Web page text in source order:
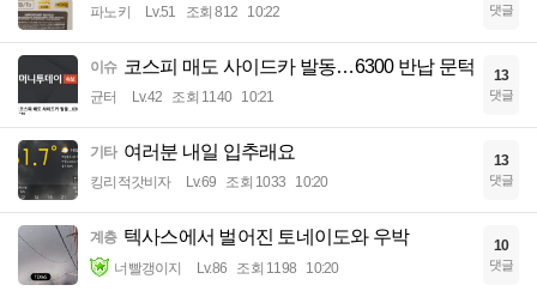
파노키 Lv.51 조회 812 10:22 댓글
이슈 코스피 매도 사이드카 발동…6300 반납 문턱
균터 Lv.42 조회 1140 10:21
13
댓글
기타 여러분 내일 입추래요
킹리적갓비자 Lv.69 조회 1033 10:20
13
댓글
계층 텍사스에서 벌어진 토네이도와 우박
너빨갱이지 Lv.86 조회 1198 10:20
10
댓글